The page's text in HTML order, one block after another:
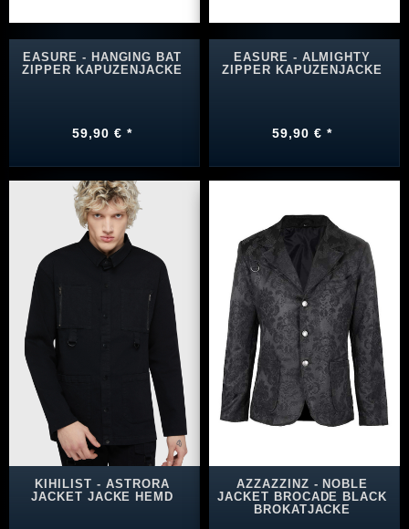
EASURE - HANGING BAT
ZIPPER KAPUZENJACKE
59,90 € *
EASURE - ALMIGHTY
ZIPPER KAPUZENJACKE
59,90 € *
KIHILIST - ASTRORA
JACKET JACKE HEMD
AZZAZZINZ - NOBLE
JACKET BROCADE BLACK
BROKATJACKE